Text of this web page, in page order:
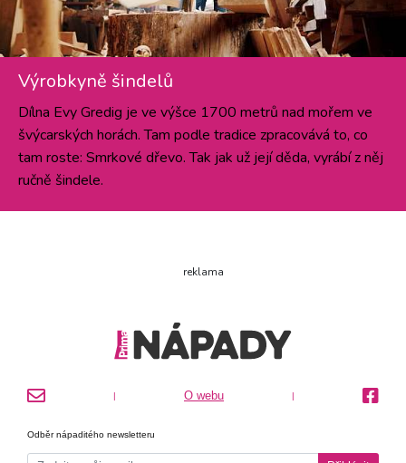
Výrobkyně šindelů
Dílna Evy Gredig je ve výšce 1700 metrů nad mořem ve
švýcarských horách. Tam podle tradice zpracovává to, co
tam roste: Smrkové dřevo. Tak jak už její děda, vyrábí z něj
ručně šindele.
reklama
| O webu |
Odběr nápaditého newsletteru